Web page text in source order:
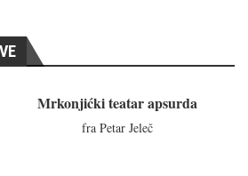
Mrkonjićki teatar apsurda
fra Petar Jeleč